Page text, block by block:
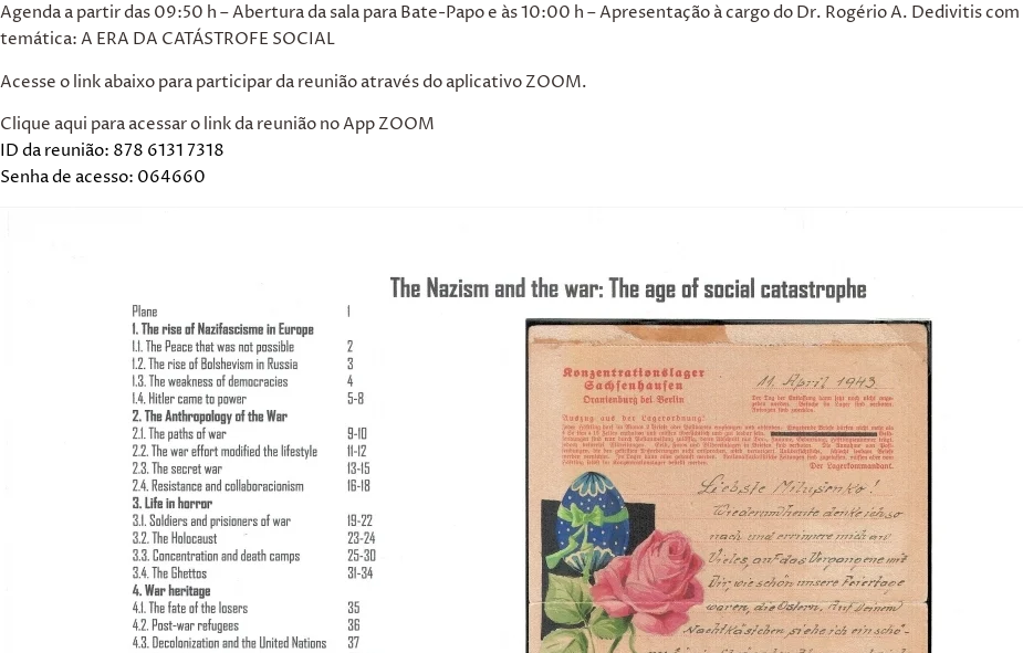
Agendaa partir das 09:50 h – Abertura da sala para Bate-Papo e às 10:00 h – Apresentação à cargo do Dr. Rogério A. Dedivitis
temática: A ERA DA CATÁSTROFE SOCIAL
Acesse o link abaixo para participar da reunião através do aplicativo ZOOM.
Clique aqui para acessar o link da reunião no App ZOOM
ID da reunião: 878 6131 7318
Senha de acesso: 064660